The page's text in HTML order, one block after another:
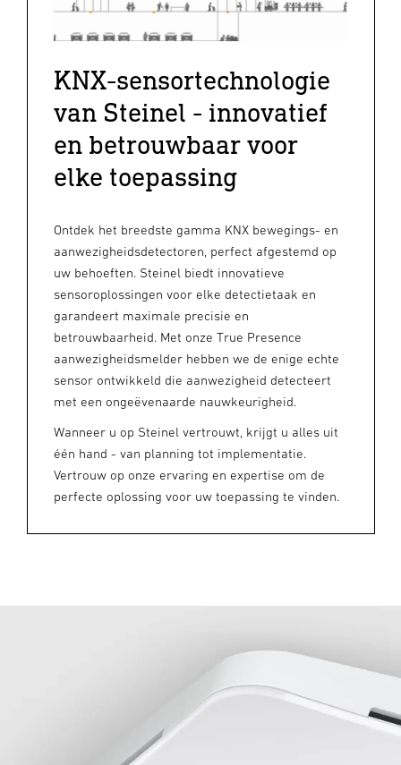
KNX-sensortechnologie
van Steinel - innovatief
en betrouwbaar voor
elke toepassing
Ontdek het breedste gamma KNX bewegings- en
aanwezigheidsdetectoren, perfect afgestemd op
uw behoeften. Steinel biedt innovatieve
sensoroplossingen voor elke detectietaak en
garandeert maximale precisie en
betrouwbaarheid. Met onze True Presence
aanwezigheidsmelder hebben we de enige echte
sensor ontwikkeld die aanwezigheid detecteert
met een ongeëvenaarde nauwkeurigheid.
Wanneer u op Steinel vertrouwt, krijgt u alles uit
één hand - van planning tot implementatie.
Vertrouw op onze ervaring en expertise om de
perfecte oplossing voor uw toepassing te vinden.